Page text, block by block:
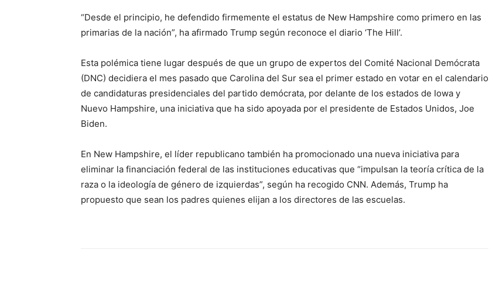
“Desde el principio, he defendido firmemente el estatus de New Hampshire como primero en las
primarias de la nación”, ha afirmado Trump según reconoce el diario ‘The Hill’.
Esta polémica tiene lugar después de que un grupo de expertos del Comité Nacional Demócrata
(DNC) decidiera el mes pasado que Carolina del Sur sea el primer estado en votar en el calendario
de candidaturas presidenciales del partido demócrata, por delante de los estados de Iowa y
Nuevo Hampshire, una iniciativa que ha sido apoyada por el presidente de Estados Unidos, Joe
Biden.
En New Hampshire, el líder republicano también ha promocionado una nueva iniciativa para
eliminar la financiación federal de las instituciones educativas que “impulsan la teoría crítica de la
raza o la ideología de género de izquierdas”, según ha recogido CNN. Además, Trump ha
propuesto que sean los padres quienes elijan a los directores de las escuelas.